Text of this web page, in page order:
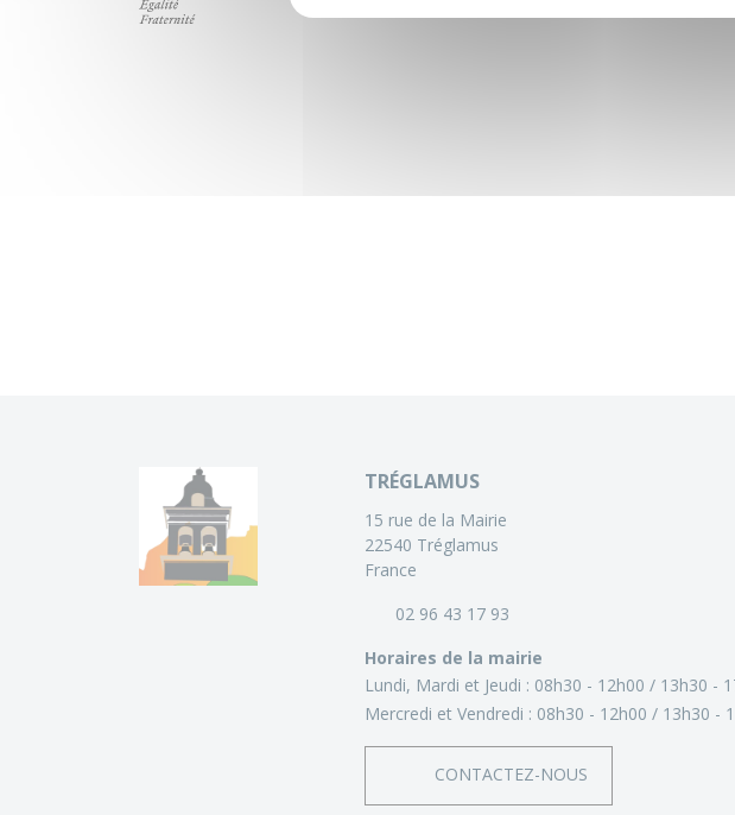
TRÉGLAMUS
15 rue de la Mairie
22540 Tréglamus
France
02 96 43 17 93
Horaires de la mairie
Lundi, Mardi et Jeudi : 08h30 - 12h00
13h30 -
Mercredi et Vendredi : 08h30 - 12h00 13h30 -
CONTACTEZ-NOUS